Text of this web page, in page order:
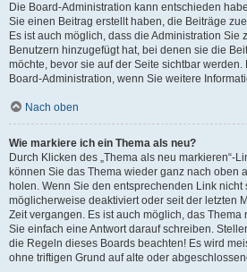
Die Board-Administration kann entschieden
Sie einen Beitrag erstellt haben, die Beiträge
Es ist auch möglich, dass die Administration Sie
Benutzern hinzugefügt hat, bei denen sie die
möchte, bevor sie auf der Seite sichtbar werden.
Board-Administration, wenn Sie weitere
Nach oben
Wie markiere ich ein Thema als neu?
Durch Klicken des „Thema als neu markieren“-
können Sie das Thema wieder ganz nach oben
holen. Wenn Sie den entsprechenden Link
möglicherweise deaktiviert oder seit der letzten
Zeit vergangen. Es ist auch möglich, das
Sie einfach eine Antwort darauf schreiben.
die Regeln dieses Boards beachten! Es wird
ohne triftigen Grund auf alte oder